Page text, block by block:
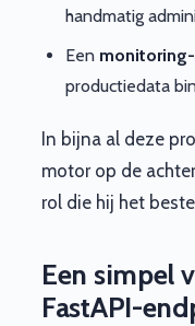
handmatig
Een
productiedata
In bijna al deze
motor op de
rol die hij het
Een simpel
FastAPI-